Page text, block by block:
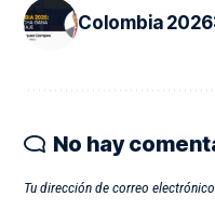
Colombia
No hay
Tu dirección de correo